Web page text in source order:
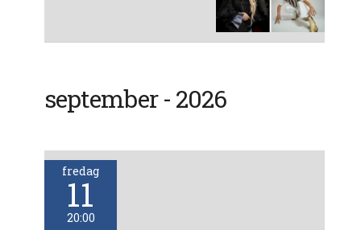
september - 2026
fredag
11
20:00